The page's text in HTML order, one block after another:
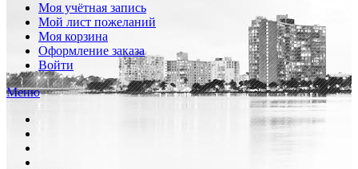
Моя учётная запись
Мой лист пожеланий
Моя корзина
Оформление заказа
Войти
Меню